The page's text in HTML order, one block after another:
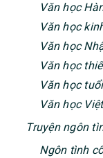
Văn học
Văn học
Văn học
Văn học
Văn học
Văn học
Truyện ngôn
Ngôn tình